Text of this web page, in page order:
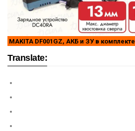
MAKITA DF001GZ, АКБ и ЗУ в комплекте
Translate: